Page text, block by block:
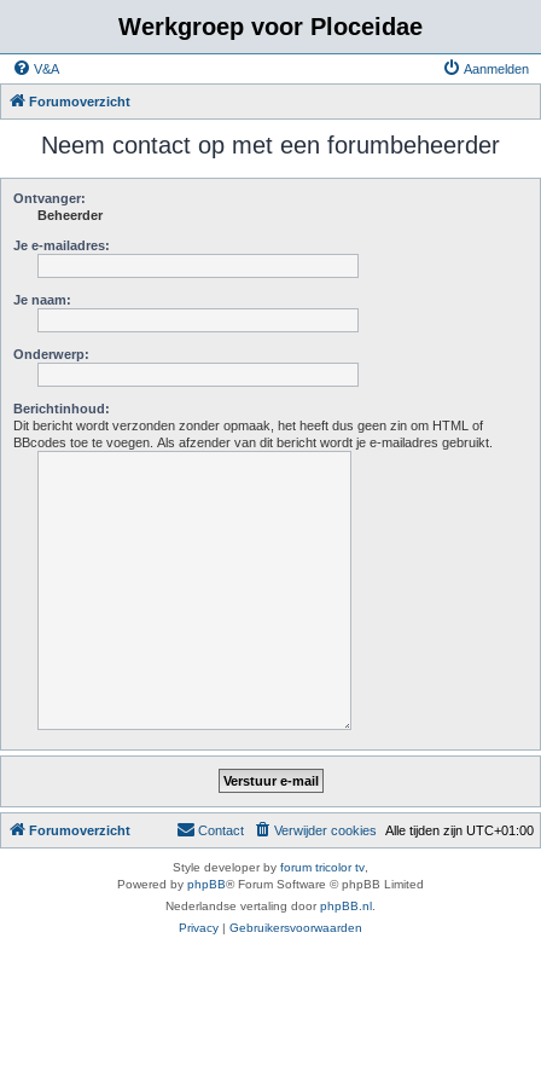
Werkgroep voor Ploceidae
V&A Aanmelden
Forumoverzicht
Neem contact op met een forumbeheerder
Ontvanger:
Beheerder
Je e-mailadres:
Je naam:
Onderwerp:
Berichtinhoud:
Dit bericht wordt verzonden zonder opmaak, het heeft dus geen zin om HTML of
BBcodes toe te voegen. Als afzender van dit bericht wordt je e-mailadres gebruikt.
Forumoverzicht Alle tijden zijn UTC+01:00
Verwijder cookies
Contact
Style developer by forum tricolor tv
Powered by phpBB® Forum Software © phpBB Limited
Nederlandse vertaling doorphpBB.nl
Privacy | Gebruikersvoorwaarden